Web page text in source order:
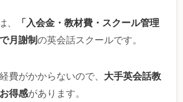
、
「入会金・教材費・スクール管理
月謝制の英会話スクールです。
費がかからないので、 大手英会話教
得感があります。